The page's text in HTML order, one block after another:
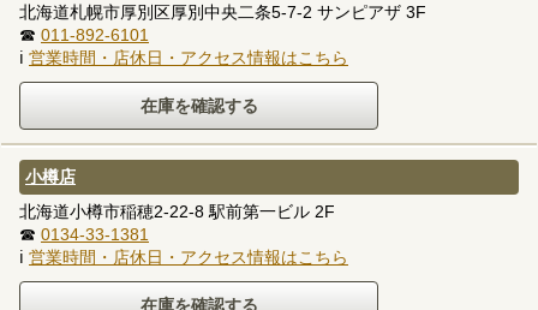
北海道札幌市厚別区厚別中央二条5-7-2 サンピアザ 3F
☎ 011-892-6101
ℹ 営業時間・店休日・アクセス情報はこちら
小樽店
北海道小樽市稲穂2-22-8 駅前第一ビル 2F
☎ 0134-33-1381
ℹ 営業時間・店休日・アクセス情報はこちら